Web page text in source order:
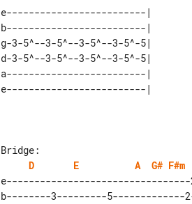
e-------------------------|
b-------------------------|
g-3-5^--3-5^--3-5^--3-5^-5|
d-3-5^--3-5^--3-5^--3-5^-5|
a-------------------------|
D
E A G# F#m
b--------3---------5-------------